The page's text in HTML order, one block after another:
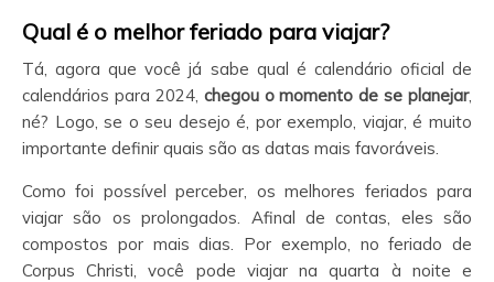
Qual é o melhor feriado para viajar?
Tá, agora que você já sabe qual é calendário oficial de
calendários para 2024, chegou o momento de se planejar,
né? Logo, se o seu desejo é, por exemplo, viajar, é muito
importante definir quais são as datas mais favoráveis.
Como foi possível perceber, os melhores feriados para
viajar são os prolongados. Afinal de contas, eles são
compostos por mais dias. Por exemplo, no feriado de
Corpus Christi, você pode viajar na quarta à noite e